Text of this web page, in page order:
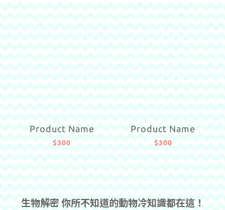
Product Name
$300
Product Name
$300
生物解密 你所不知道的動物冷知識都在這！